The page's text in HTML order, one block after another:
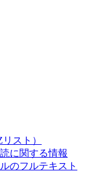
スト）
に関する情報
のフルテキスト